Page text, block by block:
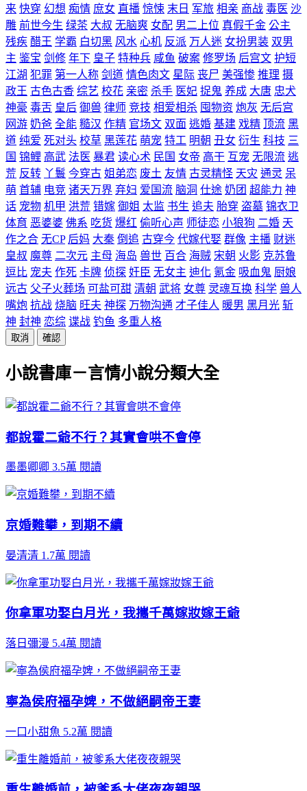
来 快穿 幻想 痴情 庶女 直播 惊悚 末日 军旅 相亲 商战 毒医 沙
雕 前世今生 绿茶 大叔 无脑爽 女配 男二上位 真假千金 公主
残疾 醋王 学霸 白切黑 风水 心机 反派 万人迷 女扮男装 双男
主 鉴宝 剑修 年下 皇子 特种兵 咸鱼 破案 修罗场 后宫文 护短
江湖 犯罪 第一人称 剑道 情色肉文 星际 丧尸 美强惨 推理 摄
政王 古色古香 综艺 校花 亲密 杀手 医妃 捉鬼 养成 大唐 忠犬
神豪 毒舌 皇后 御兽 律师 竞技 相爱相杀 囤物资 炮灰 无后宫
网游 奶爸 全能 糙汉 作精 官场文 双面 逃婚 基建 戏精 顶流 黑
道 纯爱 死对头 校草 黑莲花 萌宠 特工 明朝 丑女 衍生 科技 三
国 锦鲤 高武 法医 暴君 读心术 民国 女帝 高干 互宠 无限流 逃
荒 反转 丫鬟 今穿古 姐弟恋 废土 友情 古灵精怪 天灾 通灵 呆
萌 首辅 电竞 诸天万界 弃妇 爱国流 脑洞 仕途 奶团 超能力 神
话 宠物 机甲 洪荒 错嫁 御姐 太监 书生 追夫 胎穿 盗墓 锦衣卫
体育 恶婆婆 佛系 吃货 爆红 偷听心声 师徒恋 小狼狗 二婚 天
作之合 无CP 后妈 大秦 倒追 古穿今 代嫁代娶 群像 主播 财迷
皇叔 魔尊 二次元 主母 海岛 兽世 百合 海贼 宋朝 火影 克苏鲁
逗比 宠夫 作死 卡牌 侦探 奸臣 无女主 迪化 氪金 吸血鬼 厨娘
远古 父子火葬场 可盐可甜 清朝 武将 女尊 灵魂互换 科学 兽人
嘴炮 抗战 烧脑 旺夫 神探 万物沟通 才子佳人 暖男 黑月光 斩
神 封神 恋综 谍战 钓鱼 多重人格
取消 確認
小說書庫－言情小說分類大全
都說霍二爺不行？其實會哄不會停
墨墨卿卿 3.5萬 閱讀
京婚難攀，到期不續
晏清清 1.7萬 閱讀
你拿軍功娶白月光，我攜千萬嫁妝嫁王爺
落日彌漫 5.4萬 閱讀
寧為侯府福孕婢，不做絕嗣帝王妻
一口小甜魚 5.2萬 閱讀